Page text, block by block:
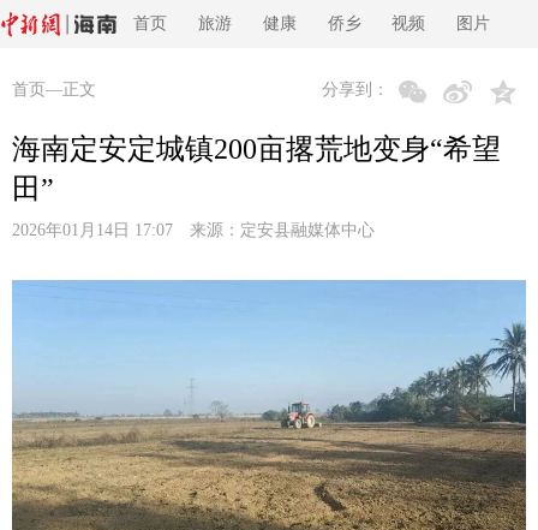
首页 旅游 健康 侨乡 视频 图片
首页 —正文 分享到：
海南定安定城镇200亩撂荒地变身“希望
田”
2026年01月14日 17:07 来源： 定安县融媒体中心